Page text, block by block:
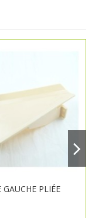
GAUCHE PLIÉE